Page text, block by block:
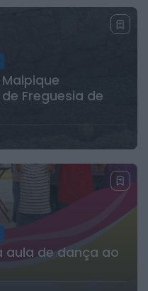
Freguesia de
aula de dança ao